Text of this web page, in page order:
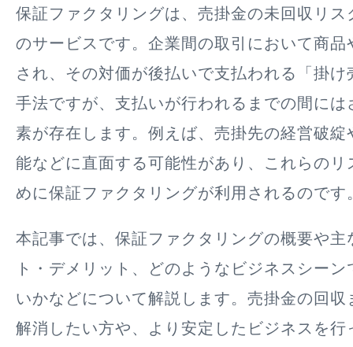
保証ファクタリングは、売掛金の未回収リス
のサービスです。企業間の取引において商品
され、その対価が後払いで支払われる「掛
手法ですが、支払いが行われるまでの間には
素が存在します。例えば、売掛先の経営破綻
能などに直面する可能性があり、これらのリ
めに保証ファクタリングが利用されるのです
本記事では、保証ファクタリングの概要や主
ト・デメリット、どのようなビジネスシー
いかなどについて解説します。売掛金の回収
解消したい方や、より安定したビジネスを行